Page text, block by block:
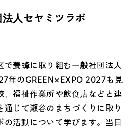
人セヤミツラボ
で養蜂に取り組む一般社団法人
年のGREEN×EXPO 2027も見
、福祉作業所や飲食店などと連
じて瀬谷のまちづくりに取り
活動について学びます。当日